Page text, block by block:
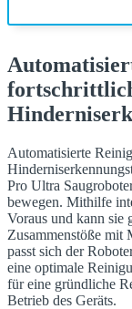
Automatisierte
Pro Ultra
bewegen. Mithilfe
Voraus und kann sie
Zusammenstöße mit
passt sich der
eine optimale
für eine gründliche
Betrieb des Geräts.